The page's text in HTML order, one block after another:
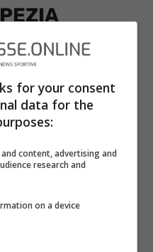
visibile
DAZN. La
sarà disponibile in
mobili, tramite
da
di trasmissione
campionato
for your consent
data for the
content, advertising and
research and
on a device